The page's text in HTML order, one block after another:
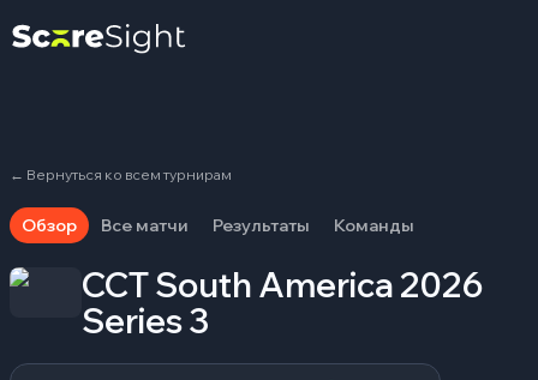
← Вернуться ко всем турнирам
Обзор Все матчи Результаты Команды
CCT South America 2026
Series 3